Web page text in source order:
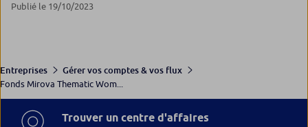
Publié le 19/10/2023
Entreprises
Gérer vos comptes & vos flux
Fonds Mirova Thematic Wom...
Trouver un centre d'affaires